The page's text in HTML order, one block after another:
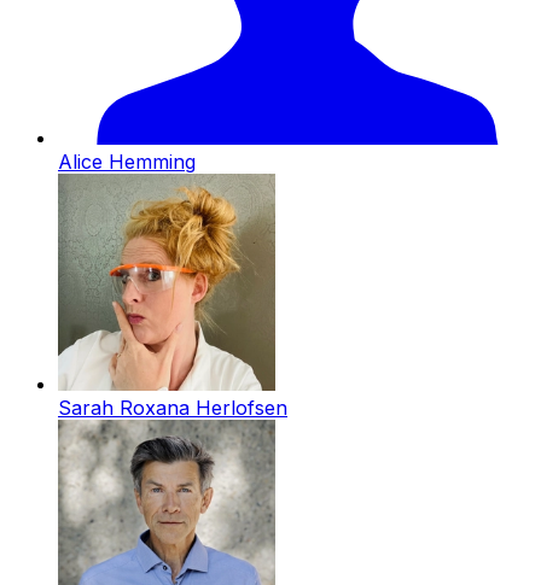
Alice Hemming
Sarah Roxana Herlofsen